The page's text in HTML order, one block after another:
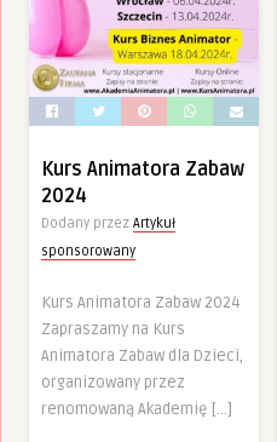
Kurs Animatora Zabaw
2024
Dodany przez Artykuł
sponsorowany
Kurs Animatora Zabaw 2024
Zapraszamy na Kurs
Animatora Zabaw dla Dzieci,
organizowany przez
renomowaną Akademię […]